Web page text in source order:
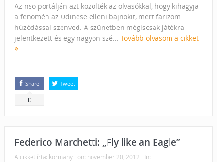
Az nso portálján azt közölték az olvasókkal, hogy kihagyja
a fenomén az Udinese elleni bajnokit, mert farizom
húzódással szenved. A szünetben mégiscsak játékra
jelentkezett és egy nagyon szé... Tovább olvasom a cikket
Share
0
Tweet
Federico Marchetti: „Fly like an Eagle”
A cikket írta: kormany on: november 20, 2012 In: